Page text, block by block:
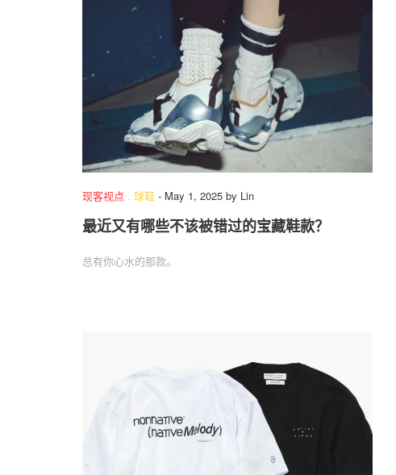
现客视点 . 球鞋 - May 1, 2025 by Lin
最近又有哪些不该被错过的宝藏鞋款？
总有你心水的那款。